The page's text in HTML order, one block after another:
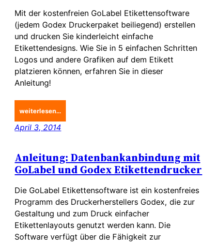
Mit der kostenfreien GoLabel Etikettensoftware
(jedem Godex Druckerpaket beiliegend) erstellen
und drucken Sie kinderleicht einfache
Etikettendesigns. Wie Sie in 5 einfachen Schritten
Logos und andere Grafiken auf dem Etikett
platzieren können, erfahren Sie in dieser
Anleitung!
weiterlesen…
April 3, 2014
Anleitung: Datenbankanbindung mit
GoLabel und Godex Etikettendrucker
Die GoLabel Etikettensoftware ist ein kostenfreies
Programm des Druckerherstellers Godex, die zur
Gestaltung und zum Druck einfacher
Etikettenlayouts genutzt werden kann. Die
Software verfügt über die Fähigkeit zur